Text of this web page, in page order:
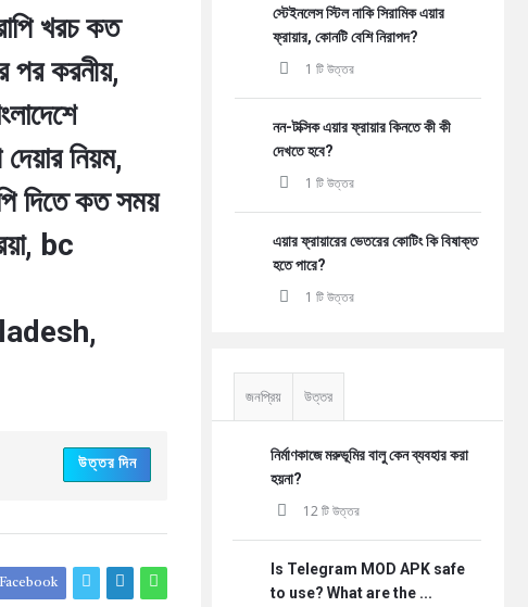
খরচ কত
পর করনীয়,
নিয়ম,
দিতে কত সময়
bc
উত্তর দিন
Facebook
স্টেইনলেস স্টিল নাকি সিরামিক এয়ার
ফ্রায়ার, কোনটি বেশি নিরাপদ?
1 টি উত্তর
নন-টক্সিক এয়ার ফ্রায়ার কিনতে কী কী
দেখতে হবে?
1 টি উত্তর
এয়ার ফ্রায়ারের ভেতরের কোটিং কি বিষাক্ত
হতে পারে?
1 টি উত্তর
জনপ্রিয় উত্তর
নির্মাণকাজে মরুভূমির বালু কেন ব্যবহার করা
হয়না?
12 টি উত্তর
Is Telegram MOD APK safe
to use? What are the ...